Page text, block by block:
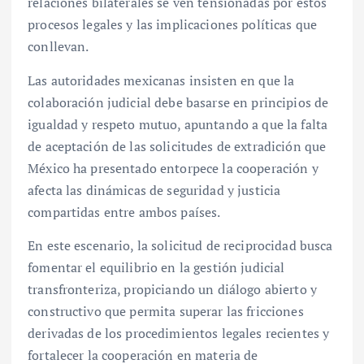
procesos legales y las implicaciones políticas que
conllevan.
Las autoridades mexicanas insisten en que la
colaboración judicial debe basarse en principios de
igualdad y respeto mutuo, apuntando a que la falta
de aceptación de las solicitudes de extradición que
México ha presentado entorpece la cooperación y
afecta las dinámicas de seguridad y justicia
compartidas entre ambos países.
En este escenario, la solicitud de reciprocidad busca
fomentar el equilibrio en la gestión judicial
transfronteriza, propiciando un diálogo abierto y
constructivo que permita superar las fricciones
derivadas de los procedimientos legales recientes y
fortalecer la cooperación en materia de